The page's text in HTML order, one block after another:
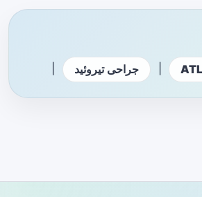
جراحی تیروئید